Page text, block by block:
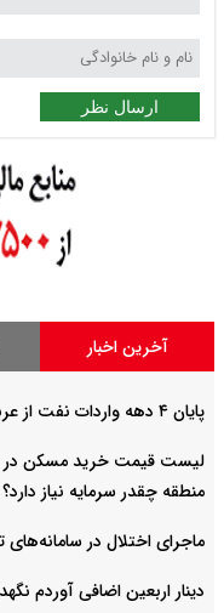
ارسال نظر
آخرین اخبار
پایان ۴ دهه واردات نفت از عربستان؛ آمریکا به سراغ ونزوئلا رفت
منطقه چقدر سرمایه نیاز دارد؟
ماجرای اختلال در
دینار اربعین اضافی آوردم